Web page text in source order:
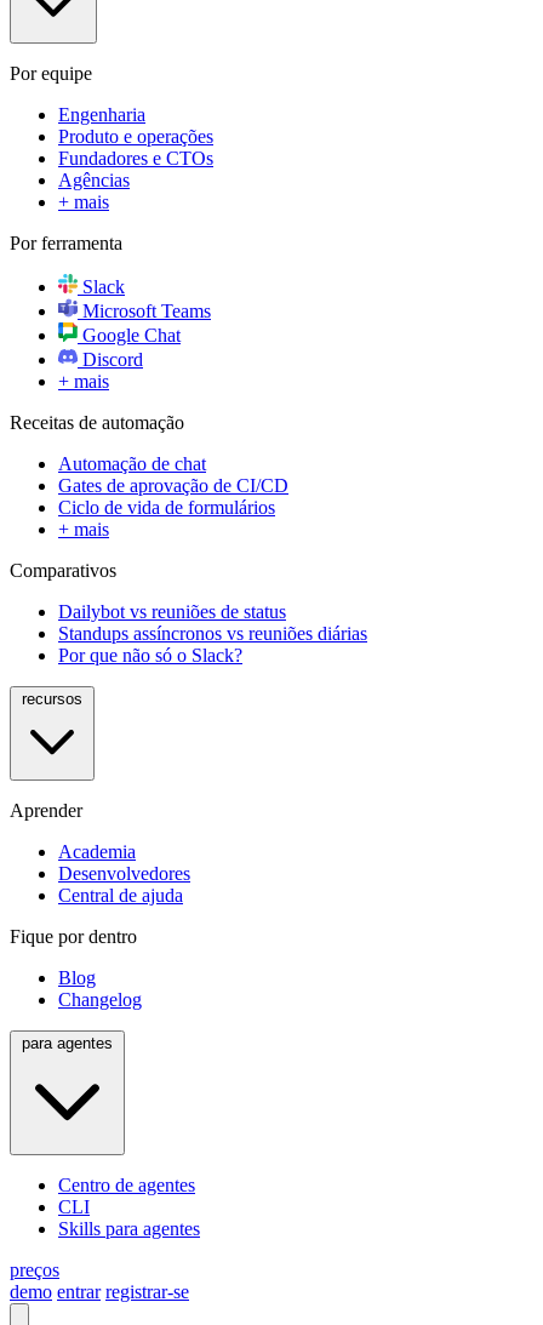
Por equipe
Engenharia
Produto e operações
Fundadores e CTOs
Agências
+ mais
Por ferramenta
Slack
Microsoft Teams
Google Chat
Discord
+ mais
Receitas de automação
Automação de chat
Gates de aprovação de CI/CD
Ciclo de vida de formulários
+ mais
Comparativos
Dailybot vs reuniões de status
Standups assíncronos vs reuniões diárias
Por que não só o Slack?
Aprender
Academia
Desenvolvedores
Central de ajuda
Fique por dentro
Blog
Changelog
Centro de agentes
CLI
Skills para agentes
preços
demo entrar registrar-se